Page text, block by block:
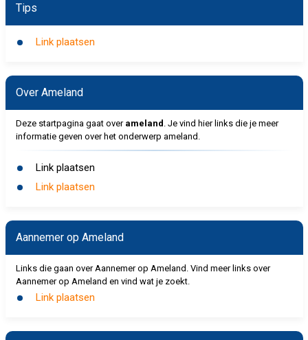
Tips
Link plaatsen
Over Ameland
Deze startpagina gaat over ameland . Je vind hier links die je meer
informatie geven over het onderwerp ameland.
Link plaatsen
Link plaatsen
Aannemer op Ameland
Links die gaan over Aannemer op Ameland. Vind meer links over
Aannemer op Ameland en vind wat je zoekt.
Link plaatsen